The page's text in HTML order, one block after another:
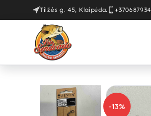
Tilžės g. 45, Klaipėda.
-13%